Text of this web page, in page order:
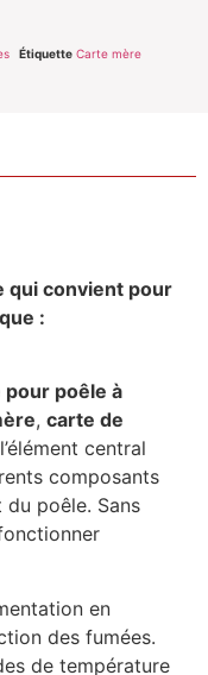
Étiquette Carte mère
qui convient pour
:
pour poêle à
, carte de
central
composants
poêle. Sans
en
des fumées.
de température